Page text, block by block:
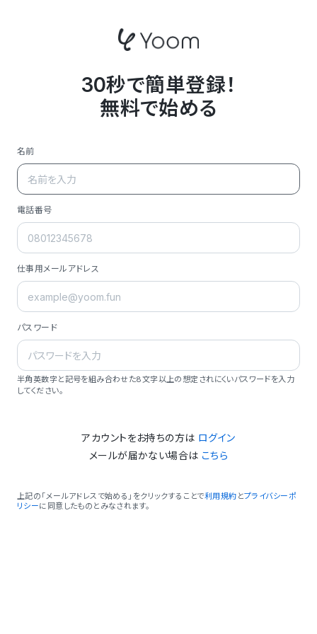
30秒で簡単登録！
無料で始める
名前
電話番号
仕事用メールアドレス
パスワード
半角英数字と記号を組み合わせた8文字以上の想定されにくいパスワードを入力
してください。
アカウントをお持ちの方は ログイン
メールが届かない場合は こちら
上記の「メールアドレスで始める」をクリックすることで利用規約 とプライバシーポ
リシーに同意したものとみなされます。